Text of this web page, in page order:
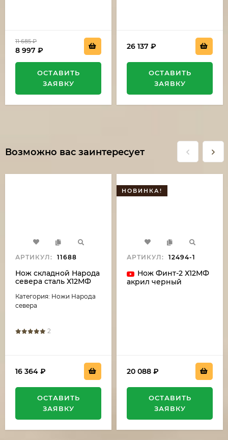
11 685₽
8 997 ₽
ОСТАВИТЬ
ЗАЯВКУ
26 137 ₽
ОСТАВИТЬ
ЗАЯВКУ
Возможно вас заинтересует
АРТИКУЛ: 11688
Нож складной Народа
севера сталь Х12МФ
с белой
Категория: Ножи Народа
севера
2
16 364 ₽
ОСТАВИТЬ
ЗАЯВКУ
НОВИНКА!
АРТИКУЛ: 12494-1
Нож Финт-2 Х12МФ
акрил черный
20 088 ₽
ОСТАВИТЬ
ЗАЯВКУ